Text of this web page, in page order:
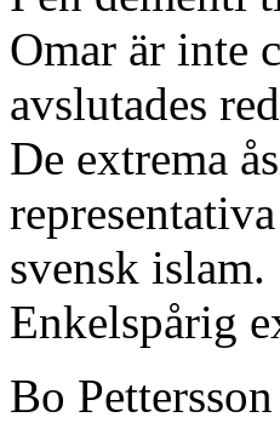
Omar är inte
avslutades
De extrema
svensk islam.
Enkelspårig
Bo Pettersson